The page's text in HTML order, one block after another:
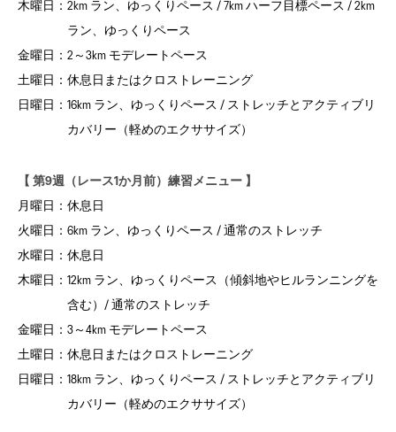
木曜日： 2km ラン、ゆっくりペース / 7km ハーフ目標ペース / 2km
ラン、ゆっくりペース
金曜日： 2～3km モデレートペース
土曜日： 休息日またはクロストレーニング
日曜日： 16km ラン、ゆっくりペース / ストレッチとアクティブリ
カバリー（軽めのエクササイズ）
【 第9週（レース1か月前）練習メニュー 】
月曜日： 休息日
火曜日： 6km ラン、ゆっくりペース / 通常のストレッチ
水曜日： 休息日
木曜日： 12km ラン、ゆっくりペース（傾斜地やヒルランニングを
含む）/ 通常のストレッチ
金曜日： 3～4km モデレートペース
土曜日： 休息日またはクロストレーニング
日曜日： 18km ラン、ゆっくりペース / ストレッチとアクティブリ
カバリー（軽めのエクササイズ）